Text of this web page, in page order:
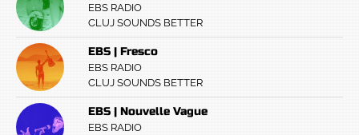
EBS RADIO
CLUJ SOUNDS BETTER
EBS | Fresco
EBS RADIO
CLUJ SOUNDS BETTER
EBS | Nouvelle Vague
EBS RADIO